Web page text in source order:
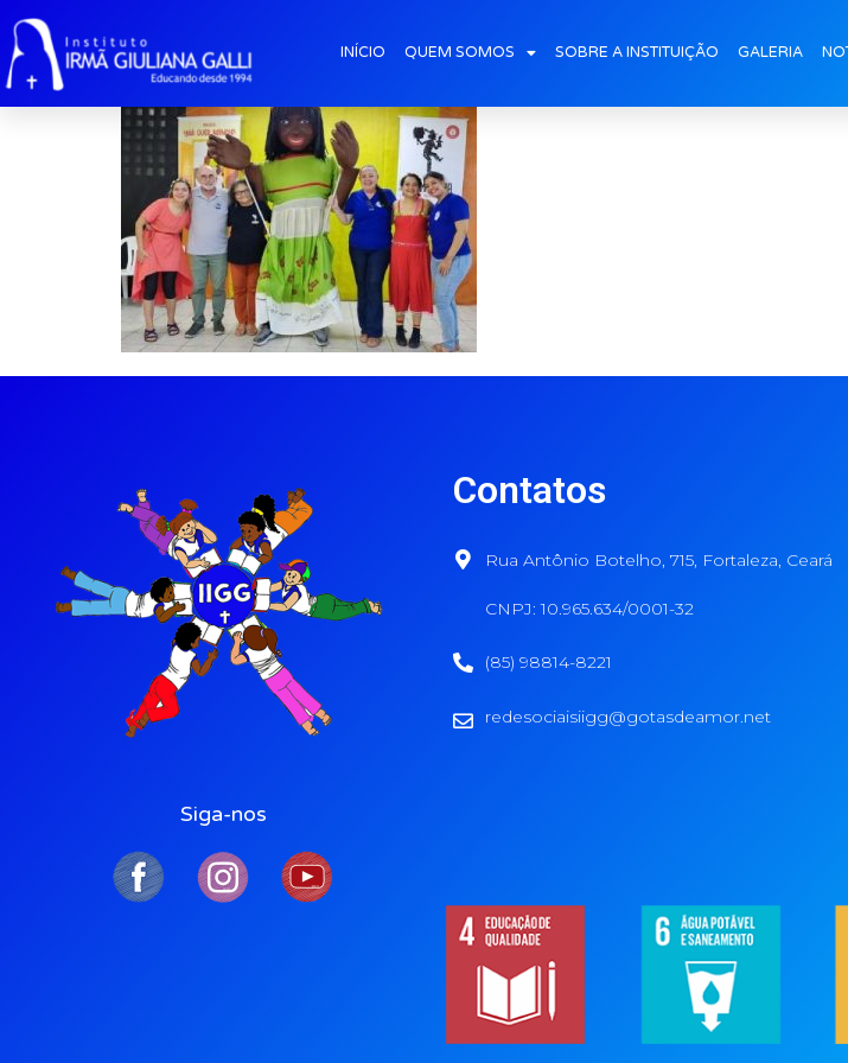
INÍCIO QUEM SOMOS SOBRE A INSTITUIÇÃO GALERIA
galeria2026-abr-capaAtelie
Siga-nos
Contatos
Rua Antônio Botelho, 715, Fortaleza, Ceará
CNPJ: 10.965.634/0001-32
(85) 98814-8221
redesociaisiigg@gotasdeamor.net